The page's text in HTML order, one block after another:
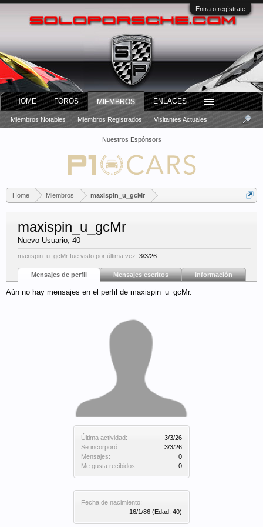
Entra o regístrate
Nuestros Espónsors
Home Miembros maxispin_u_gcMr
Última actividad:
3/3/26
Se incorporó:
3/3/26
Mensajes:
0
Me gusta recibidos:
0
Fecha de nacimiento:
16/1/86 (Edad: 40)
maxispin_u_gcMr
Nuevo Usuario, 40
maxispin_u_gcMr fue visto por última vez: 3/3/26
Mensajes de perfil Mensajes escritos Información
Aún no hay mensajes en el perfil de maxispin_u_gcMr.
HOME FOROS MIEMBROS
Miembros Notables Miembros Registrados Visitantes Actuales
ENLACES